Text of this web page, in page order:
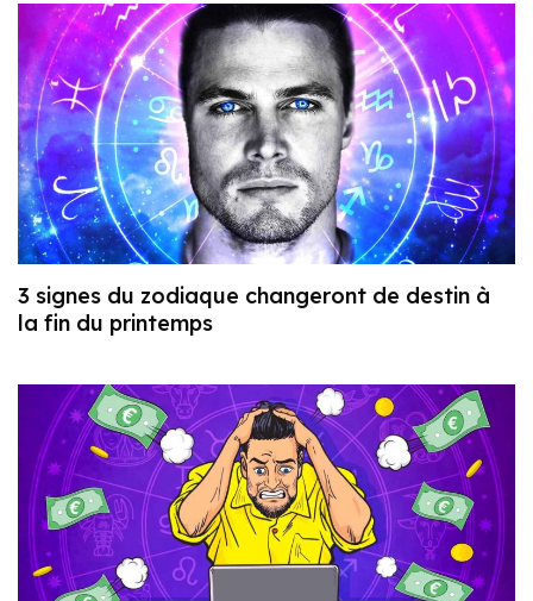
3 signes du zodiaque changeront de destin à
la fin du printemps